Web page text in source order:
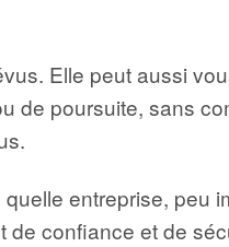
Elle peut aussi
de poursuite, sans
entreprise, peu
confiance et de